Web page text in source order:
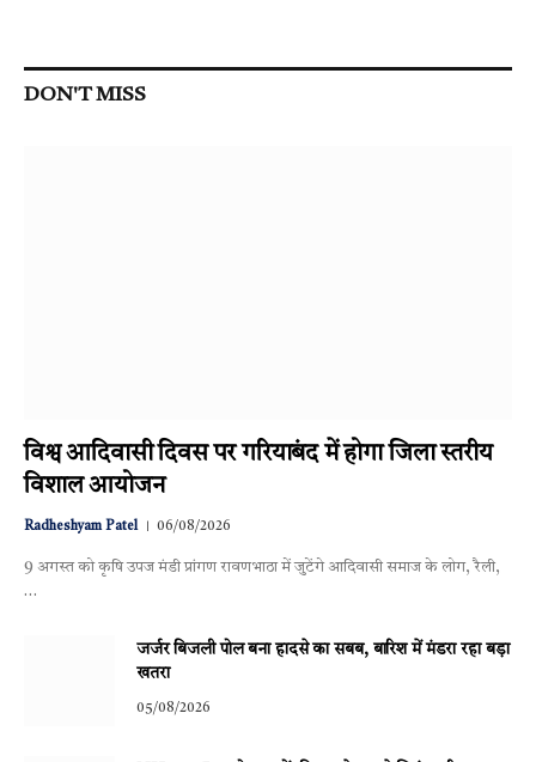
DON'T MISS
विश्व आदिवासी दिवस पर गरियाबंद में होगा जिला स्तरीय
विशाल आयोजन
Radheshyam Patel 06/08/2026
9 अगस्त को कृषि उपज मंडी प्रांगण रावणभाठा में जुटेंगे आदिवासी समाज के लोग, रैली,
…
जर्जर बिजली पोल बना हादसे का सबब, बारिश में मंडरा रहा बड़ा
खतरा
05/08/2026